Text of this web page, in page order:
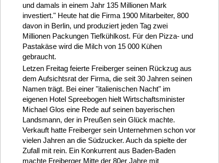
und damals in einem Jahr 135 Millionen Mark
investiert." Heute hat die Firma 1900 Mitarbeiter, 800
davon in Berlin, und produziert jeden Tag zwei
Millionen Packungen Tiefkühlkost. Für den Pizza- und
Pastakäse wird die Milch von 15 000 Kühen
gebraucht.
Letzen Freitag feierte Freiberger seinen Rückzug aus
dem Aufsichtsrat der Firma, die seit 30 Jahren seinen
Namen trägt. Bei einer "italienischen Nacht" im
eigenen Hotel Spreebogen hielt Wirtschaftsminister
Michael Glos eine Rede auf seinen bayerischen
Landsmann, der in Preußen sein Glück machte.
Verkauft hatte Freiberger sein Unternehmen schon vor
vielen Jahren an die Südzucker. Auch da spielte der
Zufall mit rein. Ein Konkurrent aus Baden-Baden
machte Freiberger Mitte der 80er Jahre mit